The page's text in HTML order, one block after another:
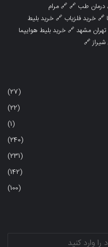
درمان طب 🔗 🔗مرام
🔗خرید فلزیاب 🔗خرید بلیط
تهران مشهد🔗خرید بلیط هوایپما
🔗
(27)
(22)
(1)
(240)
(231)
(142)
(100)